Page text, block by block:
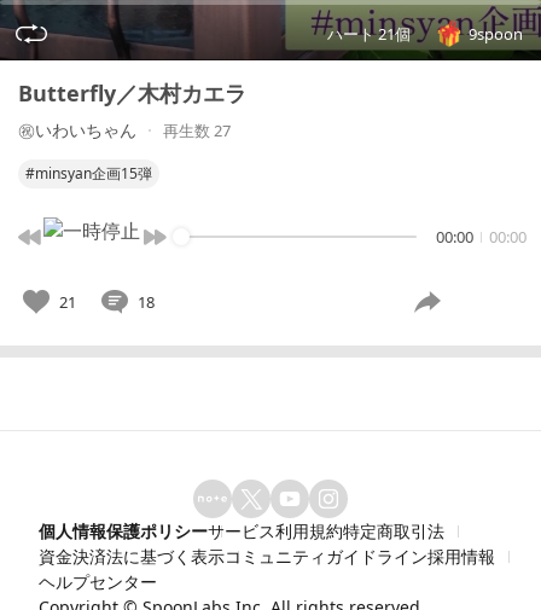
ハート 21個 9spoon
Butterfly／木村カエラ
㊗️いわいちゃん 再生数 27
#minsyan企画15弾
00:00 00:00
21 18
個人情報保護ポリシーサービス利用規約特定商取引法
資金決済法に基づく表示コミュニティガイドライン採用情報
ヘルプセンター